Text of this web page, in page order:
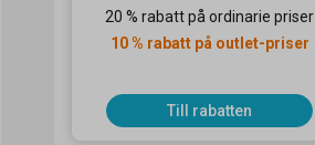
20 % rabatt på ordinarie priser
10 % rabatt på outlet-priser
Till rabatten